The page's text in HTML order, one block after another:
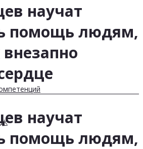
научат
помощь людям,
научат
помощь людям,